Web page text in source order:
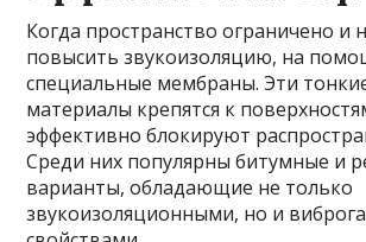
Когда пространство ограничено и
повысить звукоизоляцию, на
специальные мембраны. Эти
материалы крепятся к
эффективно блокируют
Среди них популярны битумные и
варианты, обладающие не только
звукоизоляционными, но и